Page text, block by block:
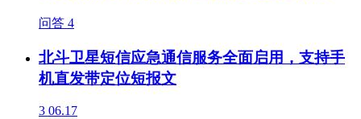
问答 4
北斗卫星短信应急通信服务全面启用，支持手
机直发带定位短报文
3 06.17